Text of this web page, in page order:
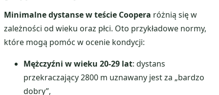
Minimalne dystanse w teście Coopera różnią się w
zależności od wieku oraz płci. Oto przykładowe normy,
które mogą pomóc w ocenie kondycji:
Mężczyźni w wieku 20-29 lat: dystans
przekraczający 2800 m uznawany jest za „bardzo
dobry”,